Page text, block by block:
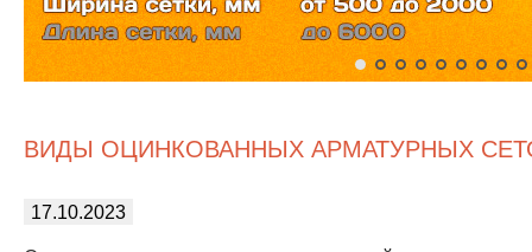
ВИДЫ ОЦИНКОВАННЫХ АРМАТУРНЫХ
17.10.2023